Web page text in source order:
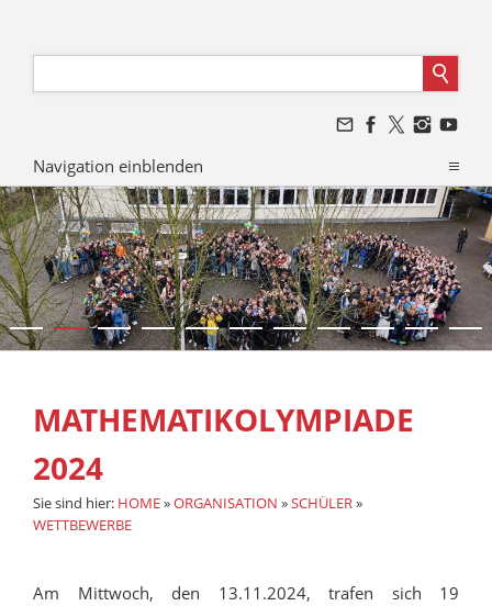
Navigation einblenden
MATHEMATIKOLYMPIADE
2024
Sie sind hier: HOME»ORGANISATION »SCHÜLER»
WETTBEWERBE
Am Mittwoch, den 13.11.2024, trafen sich 19